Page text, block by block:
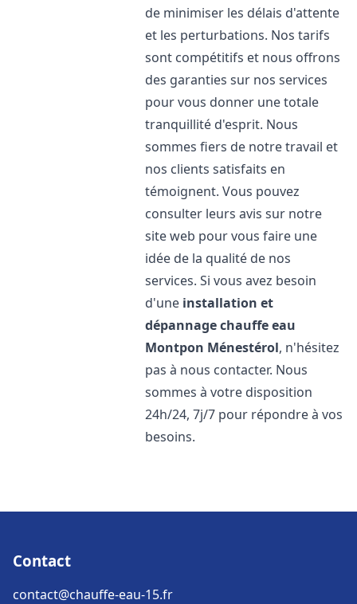
de minimiser les délais d'attente
et les perturbations. Nos tarifs
sont compétitifs et nous offrons
des garanties sur nos services
pour vous donner une totale
tranquillité d'esprit. Nous
sommes fiers de notre travail et
nos clients satisfaits en
témoignent. Vous pouvez
consulter leurs avis sur notre
site web pour vous faire une
idée de la qualité de nos
services. Si vous avez besoin
d'une installation et
dépannage chauffe eau
Montpon Ménestérol, n'hésitez
pas à nous contacter. Nous
sommes à votre disposition
24h/24, 7j/7 pour répondre à vos
besoins.
Contact
contact@chauffe-eau-15.fr